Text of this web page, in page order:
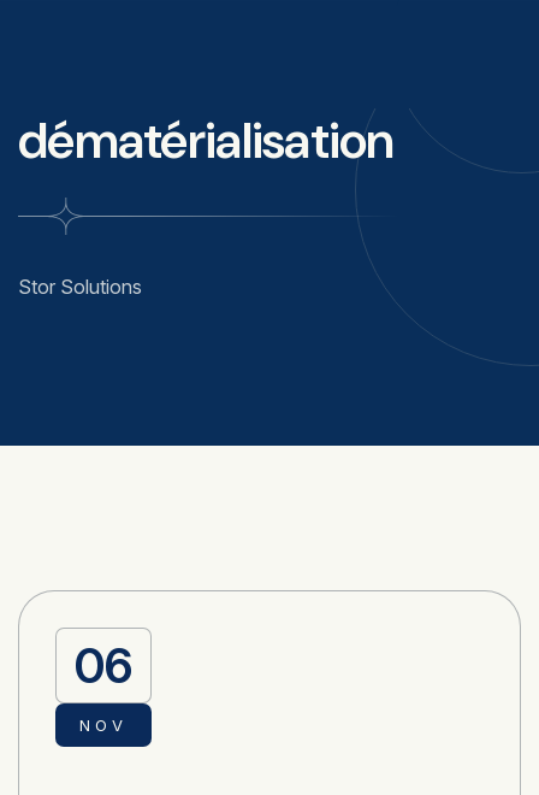
dématérialisation
Stor Solutions
06
NOV